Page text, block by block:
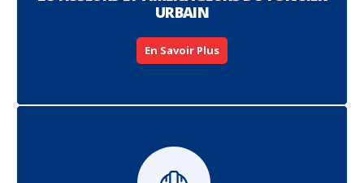
URBAIN
En Savoir Plus